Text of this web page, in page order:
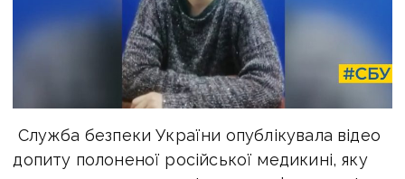
Служба безпеки України опублікувала відео
допиту полоненої російської медикині, яку